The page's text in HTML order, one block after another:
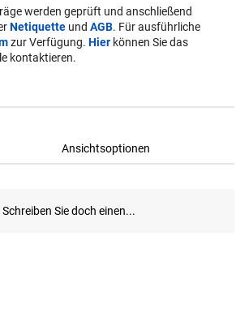
werden geprüft und anschließend
Netiquette und AGB. Für ausführliche
zur Verfügung. Hier können Sie das
kontaktieren.